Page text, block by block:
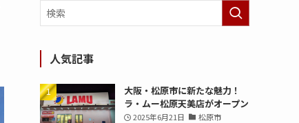
人気記事
大阪・松原市に新たな魅力！
ラ・ムー松原天美店がオープン
2025年6月21日 松原市